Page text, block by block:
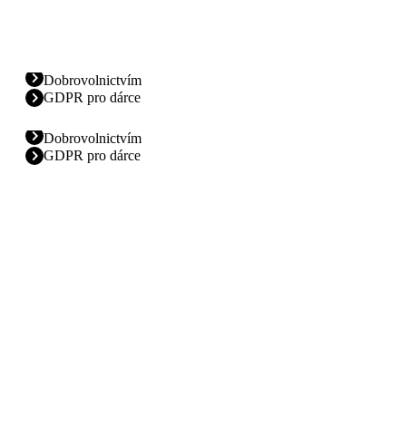
Dobrovolnictvím
GDPR pro dárce
Dobrovolnictvím
GDPR pro dárce